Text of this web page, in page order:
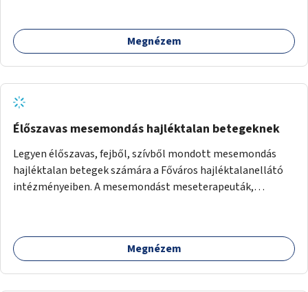
Megnézem
Élőszavas mesemondás hajléktalan betegeknek
Legyen élőszavas, fejből, szívből mondott mesemondás
hajléktalan betegek számára a Főváros hajléktalanellátó
intézményeiben. A mesemondást meseterapeuták,
Megnézem